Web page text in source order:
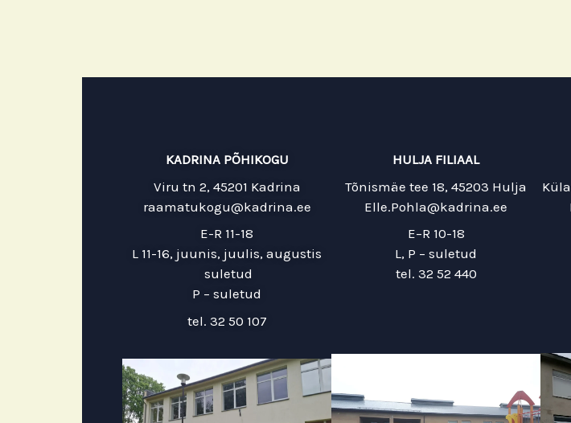
KADRINA PÕHIKOGU
Viru tn 2, 45201 Kadrina
raamatukogu@kadrina.ee
E-R 11-18
L 11-16, juunis, juulis, augustis
suletud
P – suletud
tel. 32 50 107
HULJA FILIAAL
Tõnismäe tee 18, 45203 Hulja
Elle.Pohla@kadrina.ee
E–R 10-18
L, P – suletud
tel. 32 52 440